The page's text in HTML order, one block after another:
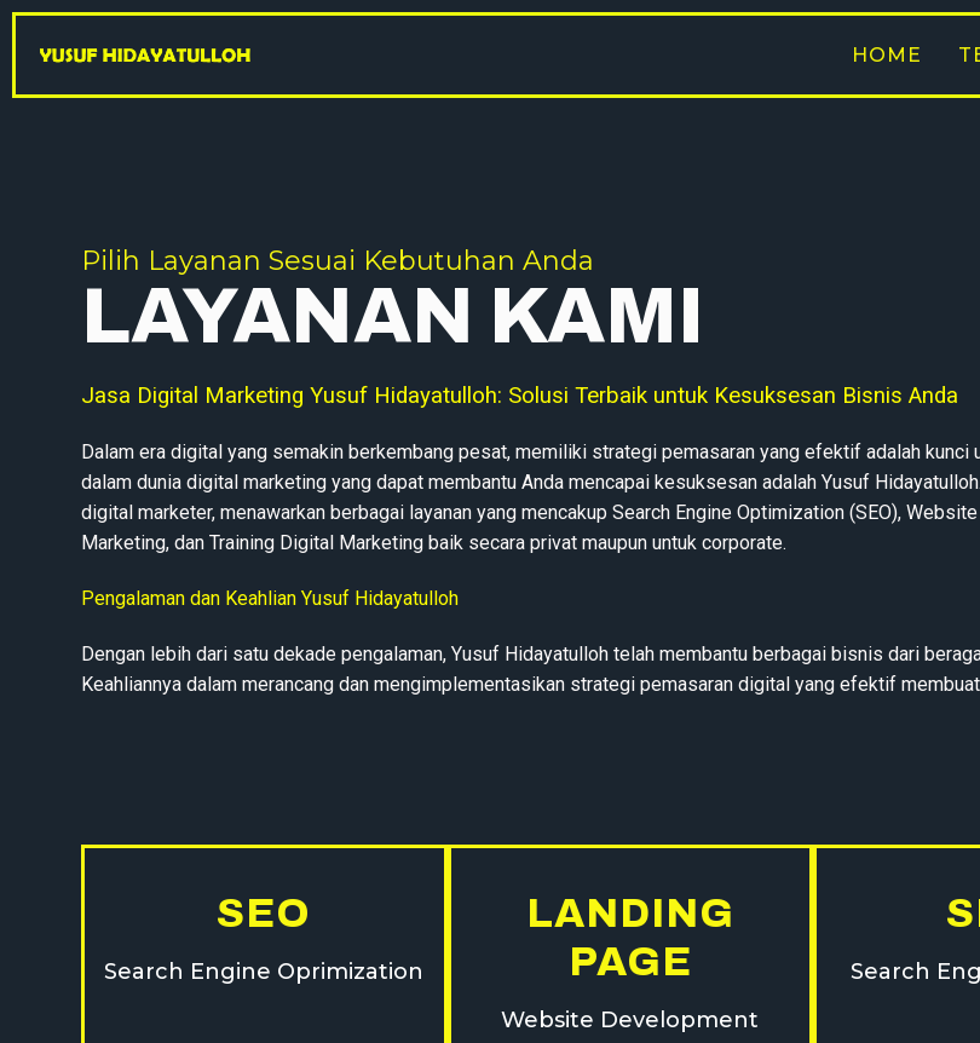
HOME
Pilih Layanan Sesuai Kebutuhan Anda
LAYANAN KAMI
Jasa Digital Marketing Yusuf Hidayatulloh: Solusi Terbaik untuk Kesuksesan Bisnis Anda
Dalam era digital yang semakin berkembang pesat, memiliki strategi pemasaran yang efektif adalah kunci
dalam dunia digital marketing yang dapat membantu Anda mencapai kesuksesan adalah Yusuf
digital marketer, menawarkan berbagai layanan yang mencakup Search Engine Optimization (SEO),
Marketing, dan Training Digital Marketing baik secara privat maupun untuk corporate.
Pengalaman dan Keahlian Yusuf Hidayatulloh
Dengan lebih dari satu dekade pengalaman, Yusuf Hidayatulloh telah membantu berbagai bisnis dari
Keahliannya dalam merancang dan mengimplementasikan strategi pemasaran digital yang efektif
SEO
Search Engine Oprimization
LANDING
PAGE
Website Development
Search